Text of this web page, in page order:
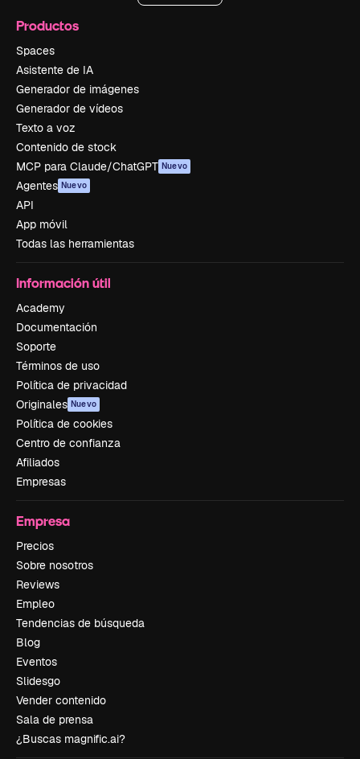
Productos
Spaces
Asistente de IA
Generador de imágenes
Generador de vídeos
Texto a voz
Contenido de stock
MCP para Claude/ChatGPT Nuevo
Agentes Nuevo
API
App móvil
Todas las herramientas
Información útil
Academy
Documentación
Soporte
Términos de uso
Política de privacidad
Originales Nuevo
Política de cookies
Centro de confianza
Afiliados
Empresas
Empresa
Precios
Sobre nosotros
Reviews
Empleo
Tendencias de búsqueda
Blog
Eventos
Slidesgo
Vender contenido
Sala de prensa
¿Buscas magnific.ai?